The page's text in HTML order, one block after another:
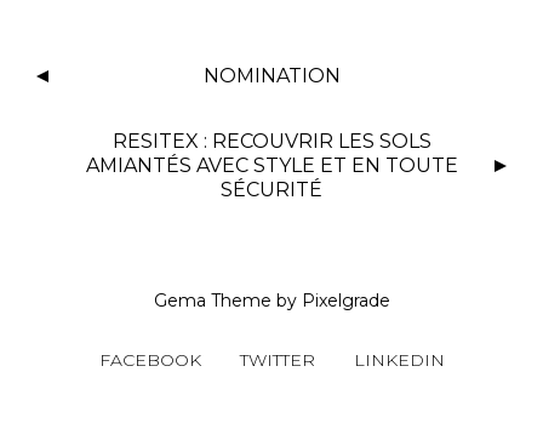
NOMINATION
RESITEX : RECOUVRIR LES SOLS
AMIANTÉS AVEC STYLE ET EN TOUTE
SÉCURITÉ
Gema Theme by Pixelgrade
FACEBOOK TWITTER LINKEDIN